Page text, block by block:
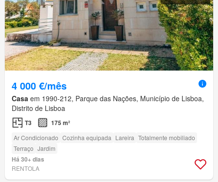
4 000 €/mês
Casa em 1990-212, Parque das Nações, Município de Lisboa,
Distrito de Lisboa
T3 175 m²
Ar Condicionado Cozinha equipada Lareira Totalmente mobiliado
Terraço Jardim
Há 30+ dias
RENTOLA